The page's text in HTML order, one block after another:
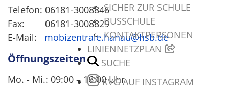
SICHER ZUR SCHULE
BUSSCHULE
KONTAKTPERSONEN
LINIENNETZPLAN
SUCHE
KVG AUF INSTAGRAM
Telefon: 06181-3008846
Fax: 06181-3008829
E-Mail: mobizentrale.hanau@hsb.de
Öffnungszeiten
Mo. - Mi.: 09:00 – 16:00 Uhr